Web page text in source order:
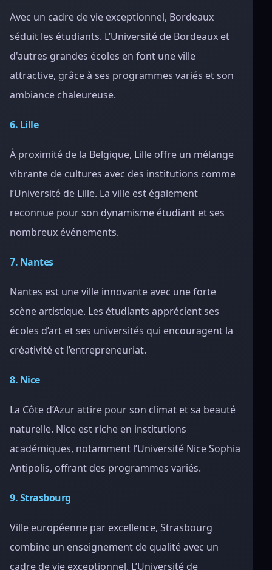
Avec un cadre de vie exceptionnel, Bordeaux
séduit les étudiants. L’Université de Bordeaux et
d'autres grandes écoles en font une ville
attractive, grâce à ses programmes variés et son
ambiance chaleureuse.
6. Lille
À proximité de la Belgique, Lille offre un mélange
vibrante de cultures avec des institutions comme
l’Université de Lille. La ville est également
reconnue pour son dynamisme étudiant et ses
nombreux événements.
7. Nantes
Nantes est une ville innovante avec une forte
scène artistique. Les étudiants apprécient ses
écoles d’art et ses universités qui encouragent la
créativité et l’entrepreneuriat.
8. Nice
La Côte d’Azur attire pour son climat et sa beauté
naturelle. Nice est riche en institutions
académiques, notamment l’Université Nice Sophia
Antipolis, offrant des programmes variés.
9. Strasbourg
Ville européenne par excellence, Strasbourg
combine un enseignement de qualité avec un
cadre de vie exceptionnel. L’Université de